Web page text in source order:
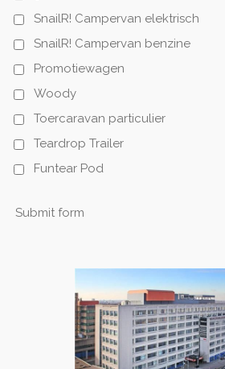
SnailR! Campervan elektrisch
SnailR! Campervan benzine
Promotiewagen
Woody
Toercaravan particulier
Teardrop Trailer
Funtear Pod
Submit form